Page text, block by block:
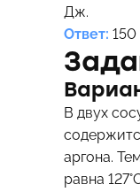
Дж.
Ответ:
В двух
аргона.
равна